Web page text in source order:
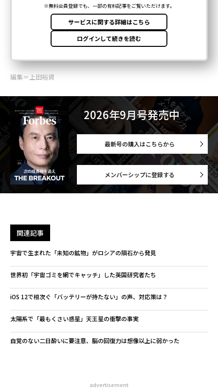
編集＝上田裕資
2026年9月号発売中
最新号の購入はこちらから
メンバーシップに登録する
関連記事
宇宙で生まれた「未知の鉱物」がロシアの隕石から発見
世界初「宇宙ゴミを網でキャッチ」した英国研究者たち
iOS 12で相次ぐ「バッテリーが持たない」の声、対応策は？
太陽系で「最もくさい惑星」天王星の衝撃の事実
自覚のない二日酔いに要注意、脳の回復力は想像以上に弱かった
advertisement